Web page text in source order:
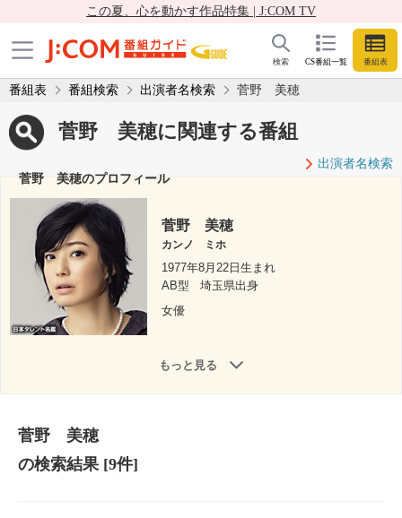
この夏、心を動かす作品特集 | J:COM TV
CS番組一覧 番組表
検索
番組表 番組検索 出演者名検索 菅野 美穂
菅野 美穂に関連する番組
出演者名検索
菅野 美穂のプロフィール
菅野 美穂
カンノ ミホ
1977年8月22日生まれ
AB型
埼玉県出身
女優
もっと見る
菅野 美穂
の検索結果[9件]